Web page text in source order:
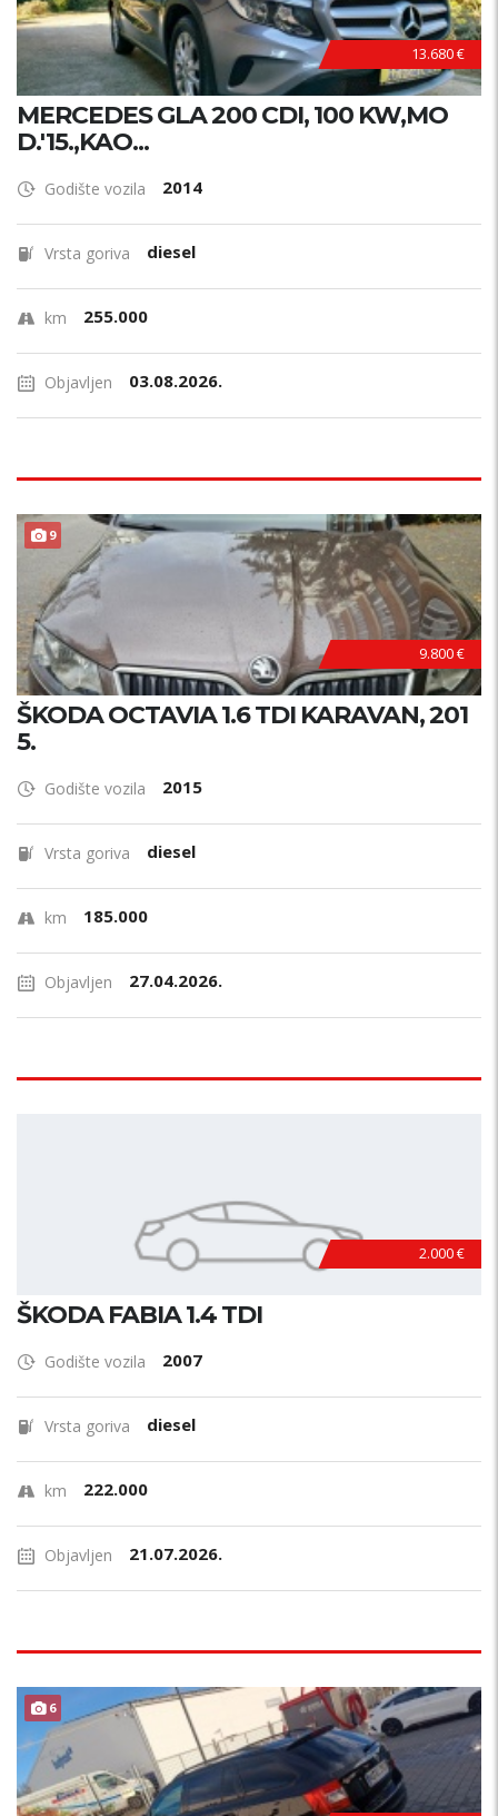
13.680 €
MERCEDES GLA 200 CDI, 100 KW,MO
D.'15.,KAO...
Godište vozila 2014
Vrsta goriva diesel
km 255.000
Objavljen 03.08.2026.
9
9.800 €
ŠKODA OCTAVIA 1.6 TDI KARAVAN, 201
5.
Godište vozila 2015
Vrsta goriva diesel
km 185.000
Objavljen 27.04.2026.
2.000 €
ŠKODA FABIA 1.4 TDI
Godište vozila 2007
Vrsta goriva diesel
km 222.000
Objavljen 21.07.2026.
6